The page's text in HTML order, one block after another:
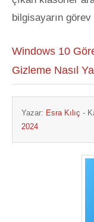
bilgisayarın
Windows 10
Gizleme Nasıl
Yazar: Esra Kılıç -
2024